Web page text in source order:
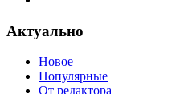
Актуально
Новое
Популярные
От редактора